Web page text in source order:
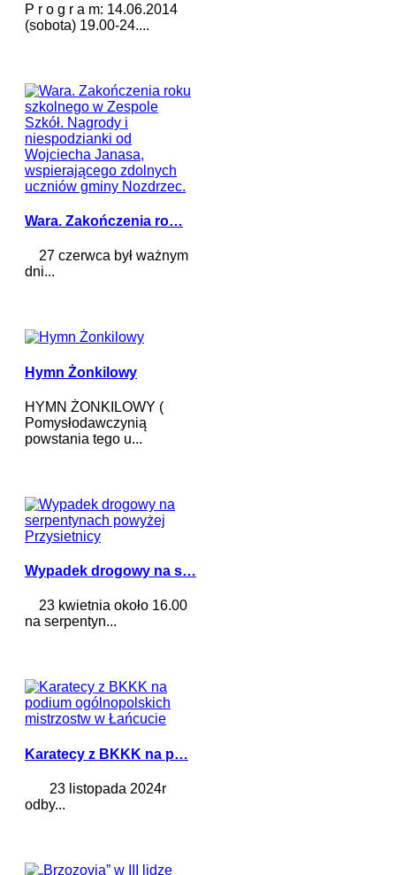
P r o g r a m: 14.06.2014
(sobota) 19.00-24....
Wara. Zakończenia ro…
27 czerwca był ważnym
dni...
Hymn Żonkilowy
HYMN ŻONKILOWY (
Pomysłodawczynią
powstania tego u...
Wypadek drogowy na s…
23 kwietnia około 16.00
na serpentyn...
Karatecy z BKKK na p…
23 listopada 2024r
odby...